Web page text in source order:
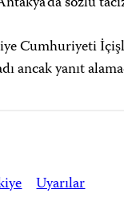
Cumhuriyeti
ancak yanıt
Uyarılar